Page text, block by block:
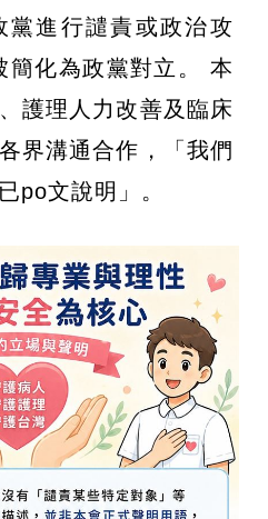
黨進行譴責或政治攻
簡化為政黨對立。 本
護理人力改善及臨床
界溝通合作，「我們
po文說明」。